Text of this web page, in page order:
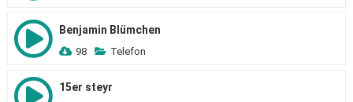
Benjamin Blümchen
98 Telefon
15er steyr